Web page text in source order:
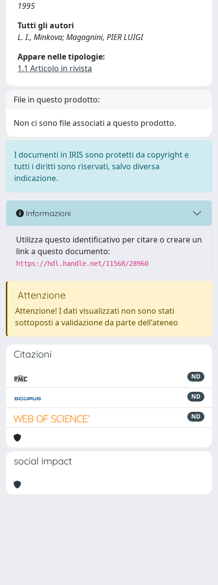
1995
Tutti gli autori
L. I., Minkova; Magagnini, PIER LUIGI
Appare nelle tipologie:
1.1 Articolo in rivista
File in questo prodotto:
Non ci sono file associati a questo prodotto.
I documenti in IRIS sono protetti da copyright e
tutti i diritti sono riservati, salvo diversa
indicazione.
Informazioni
Utilizza questo identificativo per citare o creare un
link a questo documento:
https://hdl.handle.net/11568/28960
Attenzione
Attenzione! I dati visualizzati non sono stati
sottoposti a validazione da parte dell'ateneo
Citazioni
ND
ND
ND
social impact